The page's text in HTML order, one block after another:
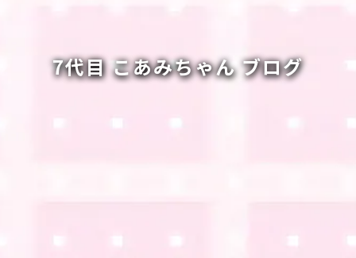
7代目 こあみちゃん ブログ